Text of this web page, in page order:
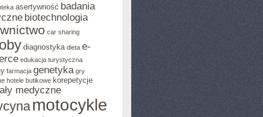
asertywność badania
biotechnologia
car sharing
diagnostyka dieta e-
edukacja turystyczna
farmacja genetyka gry
hotele butikowe korepetycje
medyczne
motocykle